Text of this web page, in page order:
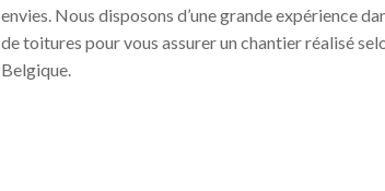
envies. Nous disposons d’une grande expérience
de toitures pour vous assurer un chantier réalisé
Belgique.